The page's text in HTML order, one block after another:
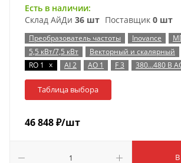
Есть в наличии:
Склад АйДи 36 шт Поставщик 0 шт
Преобразователь частоты Inovance
5,5 кВт/7,5 кВт
Векторный и скалярный
RO 1 x AI 2 AO 1 F 3 380…480 В
Таблица выбора
46 848₽/шт